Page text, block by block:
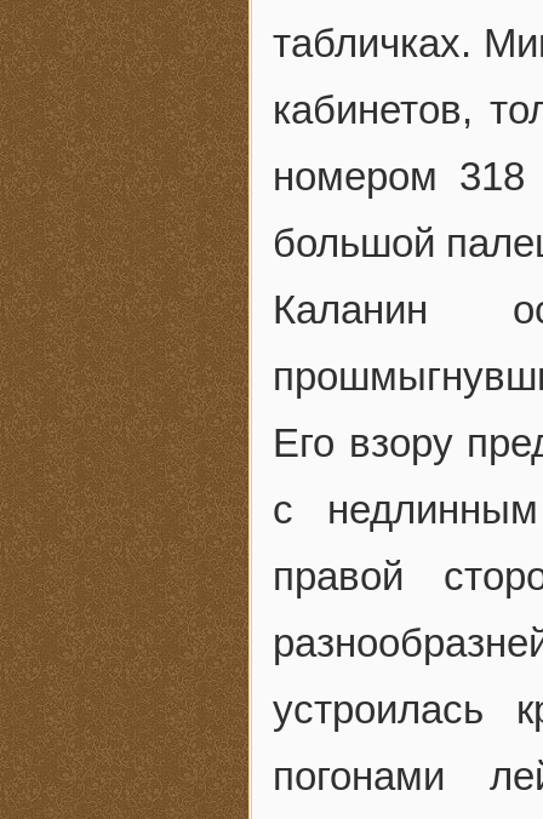
табличках.
кабинетов,
номером 318
большой
Каланин
Его взору
с
правой
устроилась
погонами